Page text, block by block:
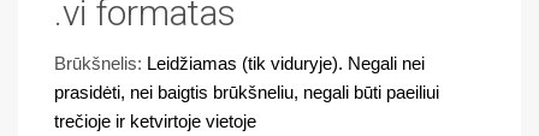
.vi formatas
Brūkšnelis: Leidžiamas (tik viduryje). Negali nei
prasidėti, nei baigtis brūkšneliu, negali būti paeiliui
trečioje ir ketvirtoje vietoje